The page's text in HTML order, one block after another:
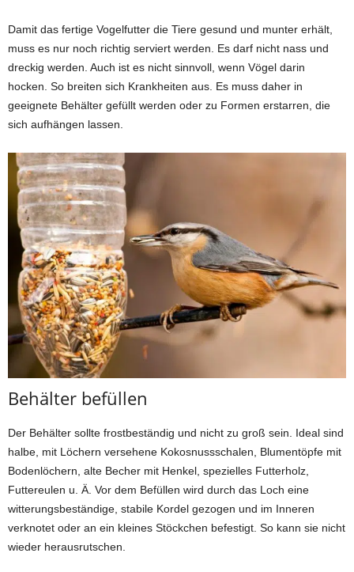
Damit das fertige Vogelfutter die Tiere gesund und munter erhält,
muss es nur noch richtig serviert werden. Es darf nicht nass und
dreckig werden. Auch ist es nicht sinnvoll, wenn Vögel darin
hocken. So breiten sich Krankheiten aus. Es muss daher in
geeignete Behälter gefüllt werden oder zu Formen erstarren, die
sich aufhängen lassen.
Behälter befüllen
Der Behälter sollte frostbeständig und nicht zu groß sein. Ideal sind
halbe, mit Löchern versehene Kokosnussschalen, Blumentöpfe mit
Bodenlöchern, alte Becher mit Henkel, spezielles Futterholz,
Futtereulen u. Ä. Vor dem Befüllen wird durch das Loch eine
witterungsbeständige, stabile Kordel gezogen und im Inneren
verknotet oder an ein kleines Stöckchen befestigt. So kann sie nicht
wieder herausrutschen.